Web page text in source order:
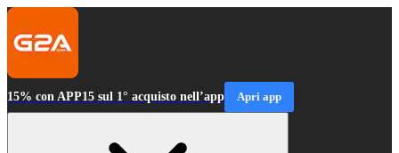
15% con APP15 sul 1° acquisto nell’app Apri app